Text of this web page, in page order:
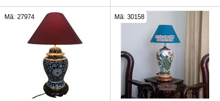
Mã: 27974 Mã: 30158